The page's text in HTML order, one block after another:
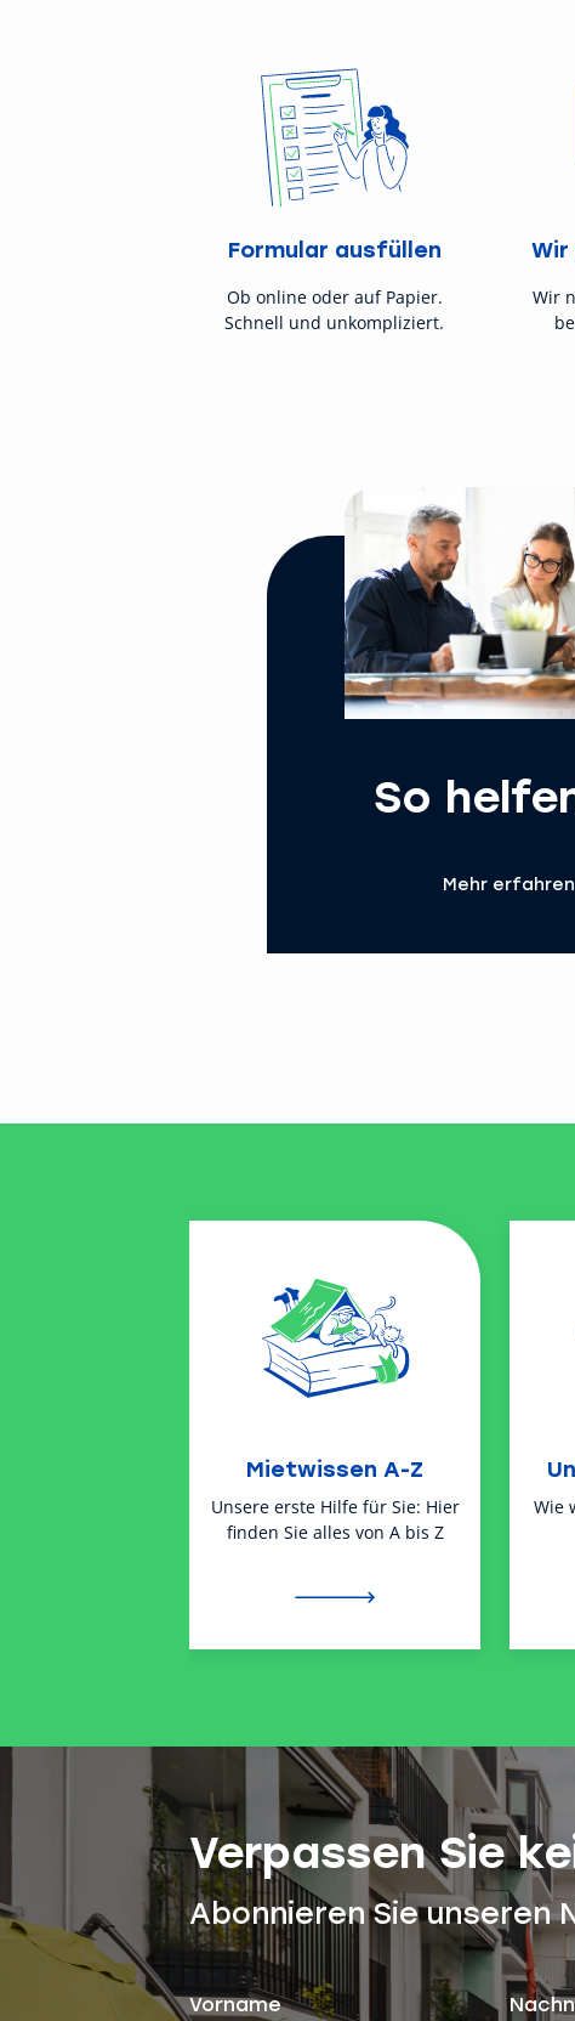
Formular ausfüllen
Ob online oder auf Papier.
Schnell und unkompliziert.
Wir
So
Mehr erfahren
Mietwissen A-Z
Unsere erste Hilfe für Sie: Hier
finden Sie alles von A bis Z
Wie
Verpassen Sie
Abonnieren Sie unseren
Vorname